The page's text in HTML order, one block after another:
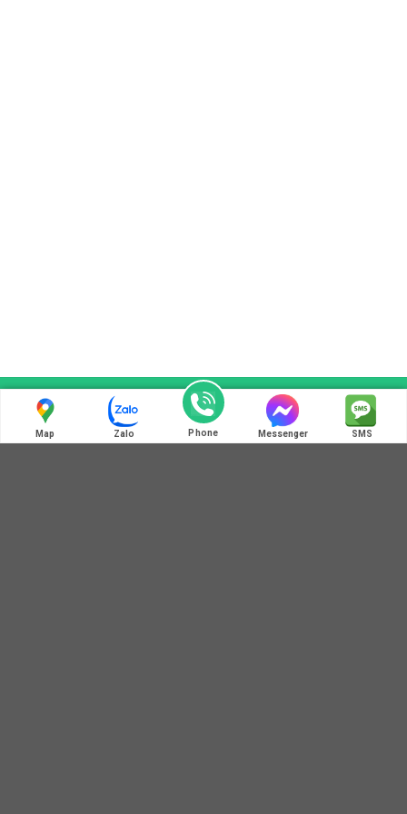
Map Zalo Phone Messenger SMS
Liên hệ chúng tôi